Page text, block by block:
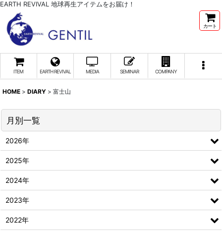
EARTH REVIVAL 地球再生アイテムをお届け！
カート
ITEM EARTH REVIVAL MEDIA SEMINAR COMPANY
HOME > DIARY > 富士山
月別一覧
2026年
2025年
2024年
2023年
2022年